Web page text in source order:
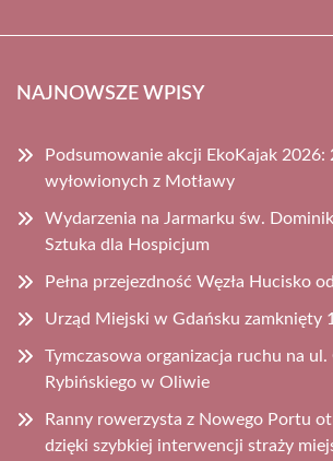
NAJNOWSZE WPISY
Podsumowanie akcji EkoKajak 2026:
wyłowionych z Motławy
Wydarzenia na Jarmarku św.
Sztuka dla Hospicjum
Pełna przejezdność Węzła Hucisko
Urząd Miejski w Gdańsku zamknięty
Tymczasowa organizacja ruchu na ul.
Rybińskiego w Oliwie
Ranny rowerzysta z Nowego Portu
dzięki szybkiej interwencji straży